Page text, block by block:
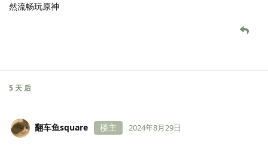
然流畅玩原神
5 天 后
翻车鱼square 楼主 2024年8月29日